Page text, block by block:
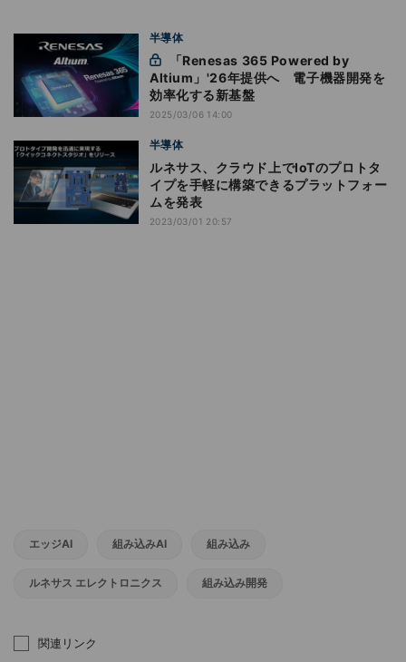
半導体
Altium」'26年提供へ 電子機器開発を
効率化する新基盤
2025/03/06 14:00
半導体
ルネサス、クラウド上でIoTのプロトタ
イプを手軽に構築できるプラットフォー
ムを発表
2023/03/01 20:57
エッジAI 組み込みAI 組み込み
ルネサス エレクトロニクス 組み込み開発
関連リンク